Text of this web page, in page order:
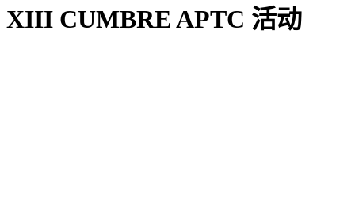
XIII CUMBRE APTC 活动